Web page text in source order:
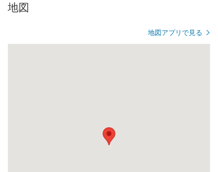
地図
地図アプリで見る